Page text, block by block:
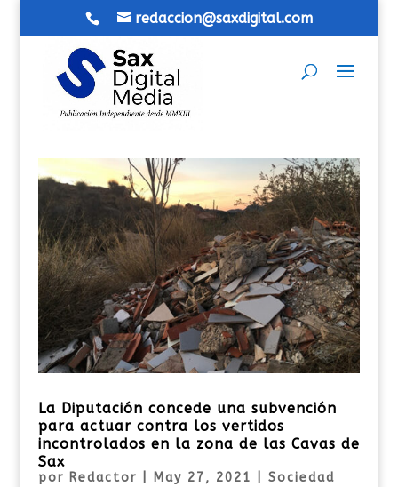
redaccion@saxdigital.com
La Diputación concede una subvención
para actuar contra los vertidos
incontrolados en la zona de las Cavas de
Sax
por Redactor May 27, 2021 Sociedad